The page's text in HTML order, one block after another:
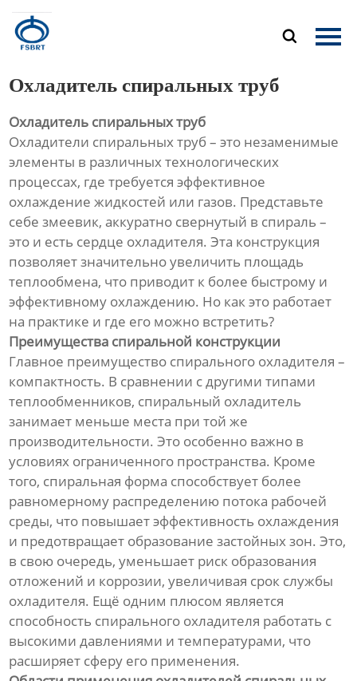

Главная
Новости
Контакты
Охладитель спиральных труб
Охладитель спиральных труб
Охладители спиральных труб – это незаменимые
элементы в различных технологических
процессах, где требуется эффективное
охлаждение жидкостей или газов. Представьте
себе змеевик, аккуратно свернутый в спираль –
это и есть сердце охладителя. Эта конструкция
позволяет значительно увеличить площадь
теплообмена, что приводит к более быстрому и
эффективному охлаждению. Но как это работает
на практике и где его можно встретить?
Преимущества спиральной конструкции
Главное преимущество спирального охладителя –
компактность. В сравнении с другими типами
теплообменников, спиральный охладитель
занимает меньше места при той же
производительности. Это особенно важно в
условиях ограниченного пространства. Кроме
того, спиральная форма способствует более
равномерному распределению потока рабочей
среды, что повышает эффективность охлаждения
и предотвращает образование застойных зон. Это,
в свою очередь, уменьшает риск образования
отложений и коррозии, увеличивая срок службы
охладителя. Ещё одним плюсом является
способность спирального охладителя работать с
высокими давлениями и температурами, что
расширяет сферу его применения.